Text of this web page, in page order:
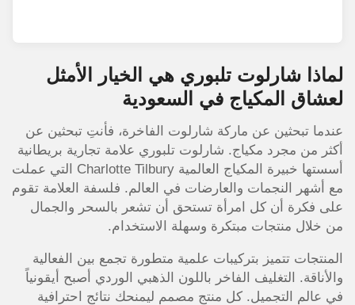
لماذا شارلوت تلبوري هي الخيار الأمثل
لعشاق المكياج في السعودية
عندما تبحثين عن ماركة شارلوت الفاخرة، فأنتِ تبحثين عن
أكثر من مجرد مكياج. شارلوت تلبوري علامة تجارية بريطانية
أسستها خبيرة المكياج العالمية Charlotte Tilbury التي عملت
مع أشهر النجمات والعارضات في العالم. فلسفة العلامة تقوم
على فكرة أن كل امرأة تستحق أن تشعر بالسحر والجمال
من خلال منتجات مبتكرة وسهلة الاستخدام.
المنتجات تتميز بتركيبات علمية متطورة تجمع بين الفعالية
والأناقة. التغليف الفاخر باللون الذهبي الوردي أصبح أيقونياً
في عالم التجميل. كل منتج مصمم ليمنحك نتائج احترافية